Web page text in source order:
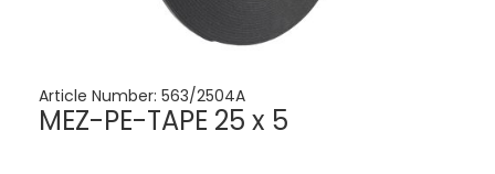
Article Number: 563/2504A
MEZ-PE-TAPE 25 x 5